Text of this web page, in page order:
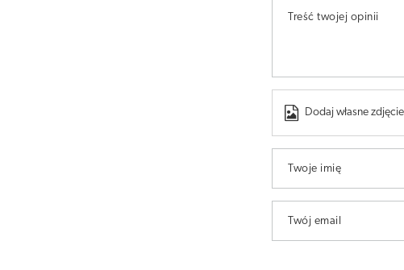
Treść twojej opinii
Dodaj własne
Twoje imię
Twój email